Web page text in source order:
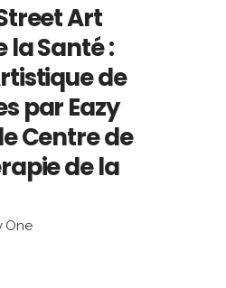
Art
la Santé :
de
par Eazy
Centre de
de la
One